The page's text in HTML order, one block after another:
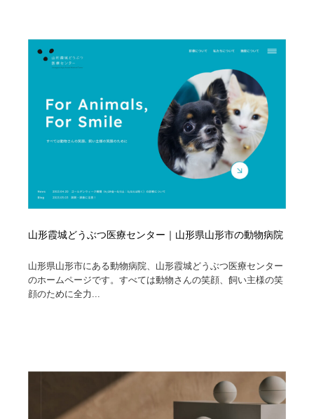
山形霞城どうぶつ医療センター｜山形県山形市の動物病院
山形県山形市にある動物病院、山形霞城どうぶつ医療センター
のホームページです。すべては動物さんの笑顔、飼い主様の笑
顔のために全力...